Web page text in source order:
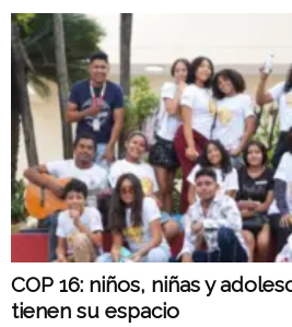
COP 16: niños, niñas y
tienen su espacio